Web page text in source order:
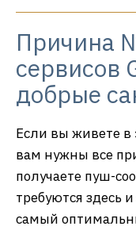
Причина
сервисов
добрые
Если вы живете в
вам нужны все
получаете пуш-
требуются здесь
самый